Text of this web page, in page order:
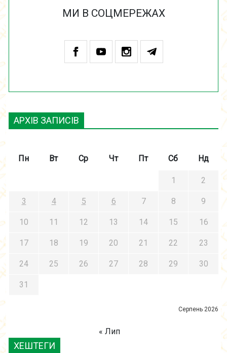
МИ В СОЦМЕРЕЖАХ
АРХІВ ЗАПИСІВ
Серпень 2026
Пн Вт Ср Чт Пт Сб Нд
1 2
3 4 5 6 7 8 9
10 11 12 13 14 15 16
17 18 19 20 21 22 23
24 25 26 27 28 29 30
31
« Лип
ХЕШТЕГИ